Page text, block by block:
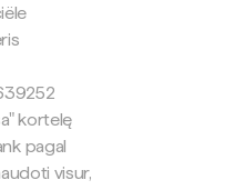
kortelę
pagal
visur,